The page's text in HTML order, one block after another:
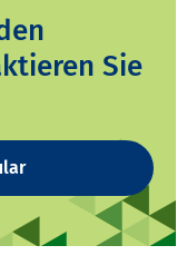
Sie